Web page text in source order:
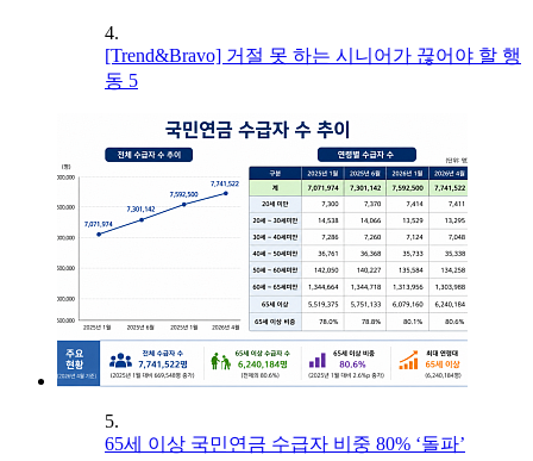
4.
[Trend&Bravo] 거절 못 하는 시니어가 끊어야 할 행
동 5
5.
65세 이상 국민연금 수급자 비중 80% ‘돌파’